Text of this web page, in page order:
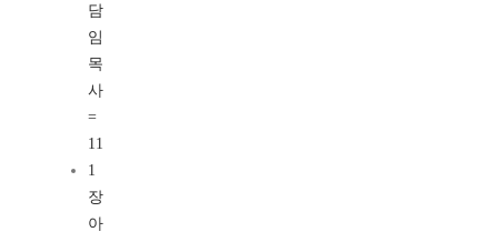
담
임
목
사
=
11
1
장
아